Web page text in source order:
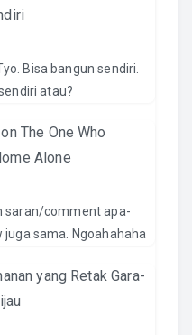
Bisa bangun sendiri.
atau?
on The One Who
Alone
saran/comment apa-
juga sama. Ngoahahaha
yang Retak Gara-